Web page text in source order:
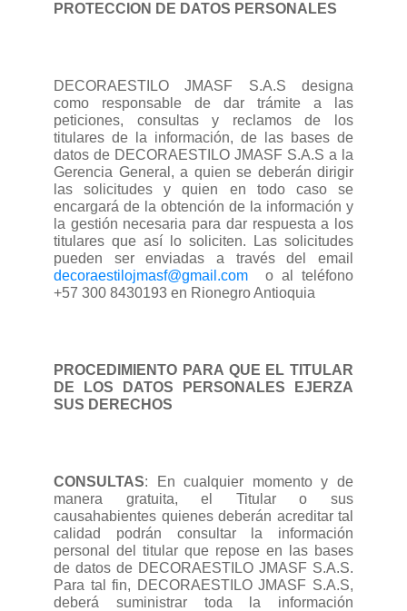
PROTECCION DE DATOS PERSONALES
DECORAESTILO JMASF S.A.S designa
como responsable de dar trámite a las
peticiones, consultas y reclamos de los
titulares de la información, de las bases de
datos de DECORAESTILO JMASF S.A.S a la
Gerencia General, a quien se deberán dirigir
las solicitudes y quien en todo caso se
encargará de la obtención de la información y
la gestión necesaria para dar respuesta a los
titulares que así lo soliciten. Las solicitudes
pueden ser enviadas a través del email
decoraestilojmasf@gmail.com
o al teléfono
+57 300 8430193 en Rionegro Antioquia
PROCEDIMIENTO PARA QUE EL TITULAR
DE LOS DATOS PERSONALES EJERZA
SUS DERECHOS
CONSULTAS: En cualquier momento y de
manera gratuita, el Titular o sus
causahabientes quienes deberán acreditar tal
calidad podrán consultar la información
personal del titular que repose en las bases
de datos de DECORAESTILO JMASF S.A.S.
Para tal fin, DECORAESTILO JMASF S.A.S,
deberá suministrar toda la información